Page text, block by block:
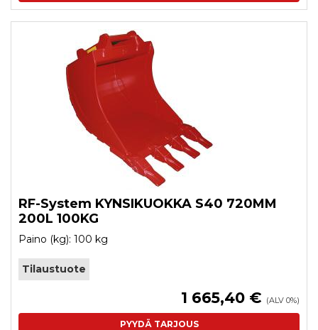
RF-System KYNSIKUOKKA S40 720MM
200L 100KG
Paino (kg): 100 kg
Tilaustuote
1 665,40 € (ALV 0%)
PYYDÄ TARJOUS